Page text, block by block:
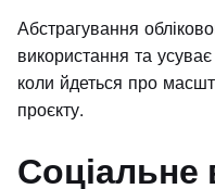
Абстрагування
використання та
коли йдеться про
проєкту.
Соціальне